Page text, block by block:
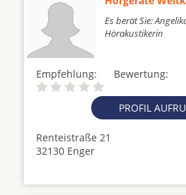
Es berät Sie:
Hörakustikerin
Empfehlung: Bewertung:
PROFIL
Renteistraße 21
32130 Enger